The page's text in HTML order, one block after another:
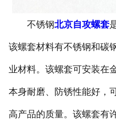
不锈钢北京自攻螺套
该螺套材料有不锈钢和碳
业材料。该螺套可安装在
本身耐磨、防锈性能好，
高产品的质量。该螺套有